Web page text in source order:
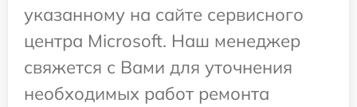
указанному на сайте сервисного
центра Microsoft. Наш менеджер
свяжется с Вами для уточнения
необходимых работ ремонта